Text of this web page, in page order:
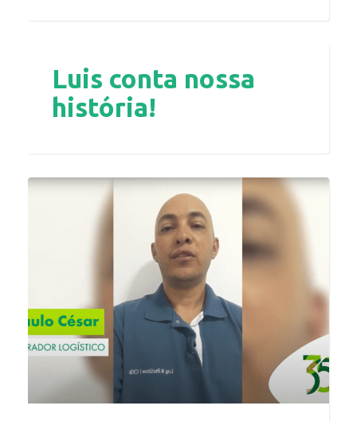
Luis conta nossa
história!